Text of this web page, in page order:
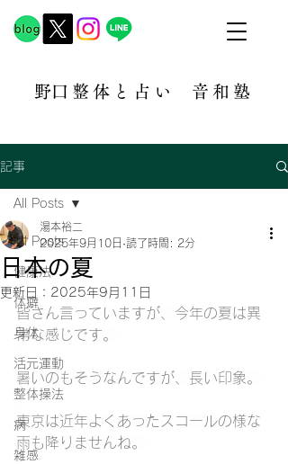
​野口整体と占い 音和塾​
記事
All Posts
健康法
体癖
身体
活元運動
整体操法
病
雑感
All Posts
日本の夏
湯本裕二
2025年9月10日 読了時間: 2分
更新日： 2025年9月11日
皆さん言っていますが、今年の夏は異
常な感じです。
暑いのもそうなんですが、長い印象。
東京は近年よくあったスコールの様な
雨も降りませんね。